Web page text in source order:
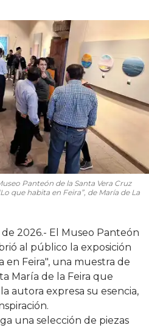
Panteón de la Santa Vera Cruz
que habita en Feira”, de María de La
2026.- El Museo Panteón
al público la exposición
Feira", una muestra de
María de la Feira que
autora expresa su esencia,
una selección de piezas